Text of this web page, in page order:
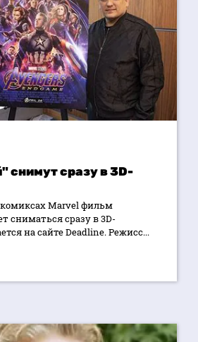
снимут сразу в 3D-
Marvel фильм
сниматься сразу в 3D-
на сайте Deadline. Режисс...